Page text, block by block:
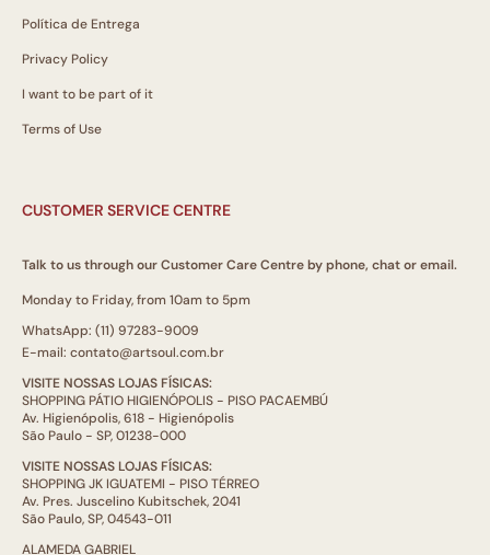
Política de Entrega
Privacy Policy
I want to be part of it
Terms of Use
CUSTOMER SERVICE CENTRE
Talk to us through our Customer Care Centre by phone, chat or email.
Monday to Friday, from 10am to 5pm
WhatsApp: (11) 97283-9009
E-mail: contato@artsoul.com.br
VISITE NOSSAS LOJAS FÍSICAS:
SHOPPING PÁTIO HIGIENÓPOLIS - PISO PACAEMBÚ
Av. Higienópolis, 618 - Higienópolis
São Paulo - SP, 01238-000
VISITE NOSSAS LOJAS FÍSICAS:
SHOPPING JK IGUATEMI - PISO TÉRREO
Av. Pres. Juscelino Kubitschek, 2041
São Paulo, SP, 04543-011
ALAMEDA GABRIEL